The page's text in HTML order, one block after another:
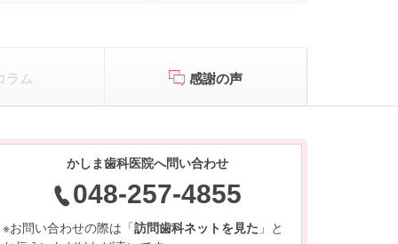
ラム 感謝の声
かしま歯科医院へ問い合わせ
048-257-4855
※お問い合わせの際は「訪問歯科ネットを見た 」と